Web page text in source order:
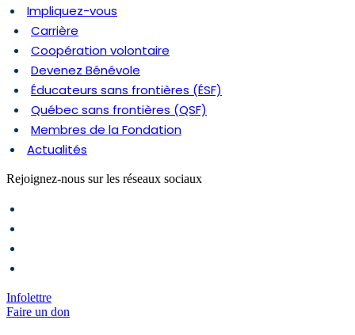
Impliquez-vous
Carrière
Coopération volontaire
Devenez Bénévole
Éducateurs sans frontières (ÉSF)
Québec sans frontières (QSF)
Membres de la Fondation
Actualités
Rejoignez-nous sur les réseaux sociaux
Infolettre
Faire un don